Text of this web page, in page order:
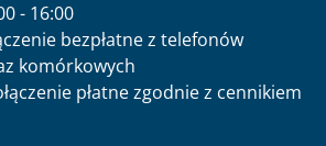
- 16:00
bezpłatne z telefonów
komórkowych
płatne zgodnie z cennikiem